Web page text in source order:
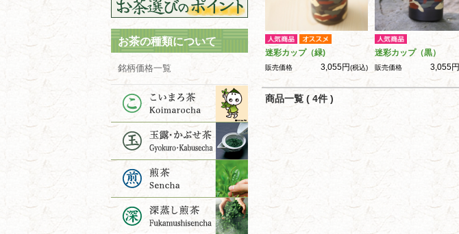
お茶の種類について
銘柄価格一覧
迷彩カップ（緑)
販売価格 3,055円(税込)
迷彩カップ（黒）
販売価格 3,055円
商品一覧 ( 4件 )